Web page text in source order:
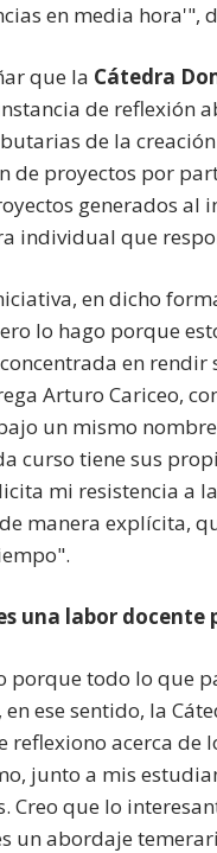
en media hora'",
que la Cátedra
de reflexión
de la
de proyectos por
generados al
individual que
en dicho
lo hago porque
en
Arturo Cariceo,
un mismo
curso tiene sus
mi resistencia a
manera explícita,
una labor
porque todo lo que
ese sentido, la
reflexiono acerca
junto a mis
Creo que lo
un abordaje